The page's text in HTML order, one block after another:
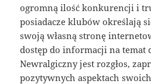
ogromną ilość konkurencji i
posiadacze klubów określają
swoją własną stronę
dostęp do informacji na temat
Newralgiczny jest rozgłos,
pozytywnych aspektach